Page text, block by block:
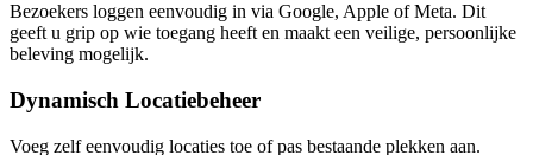
Bezoekers loggen eenvoudig in via Google, Apple of Meta. Dit
geeft u grip op wie toegang heeft en maakt een veilige, persoonlijke
beleving mogelijk.
Dynamisch Locatiebeheer
Voeg zelf eenvoudig locaties toe of pas bestaande plekken aan.